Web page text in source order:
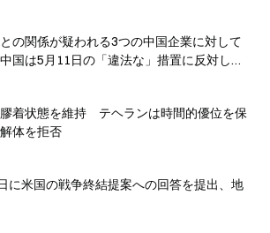
の関係が疑われる3つの中国企業に対して
国は5月11日の「違法な」措置に反対して
着状態を維持 テヘランは時間的優位を保
体を拒否
に米国の戦争終結提案への回答を提出、地